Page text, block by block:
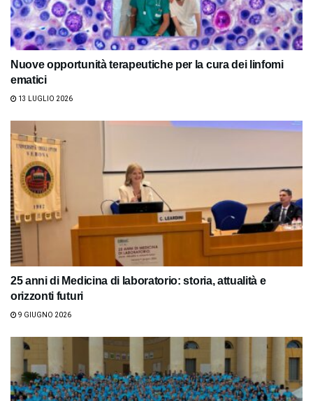
Nuove opportunità terapeutiche per la cura dei linfomi
ematici
13 LUGLIO 2026
25 anni di Medicina di laboratorio: storia, attualità e
orizzonti futuri
9 GIUGNO 2026